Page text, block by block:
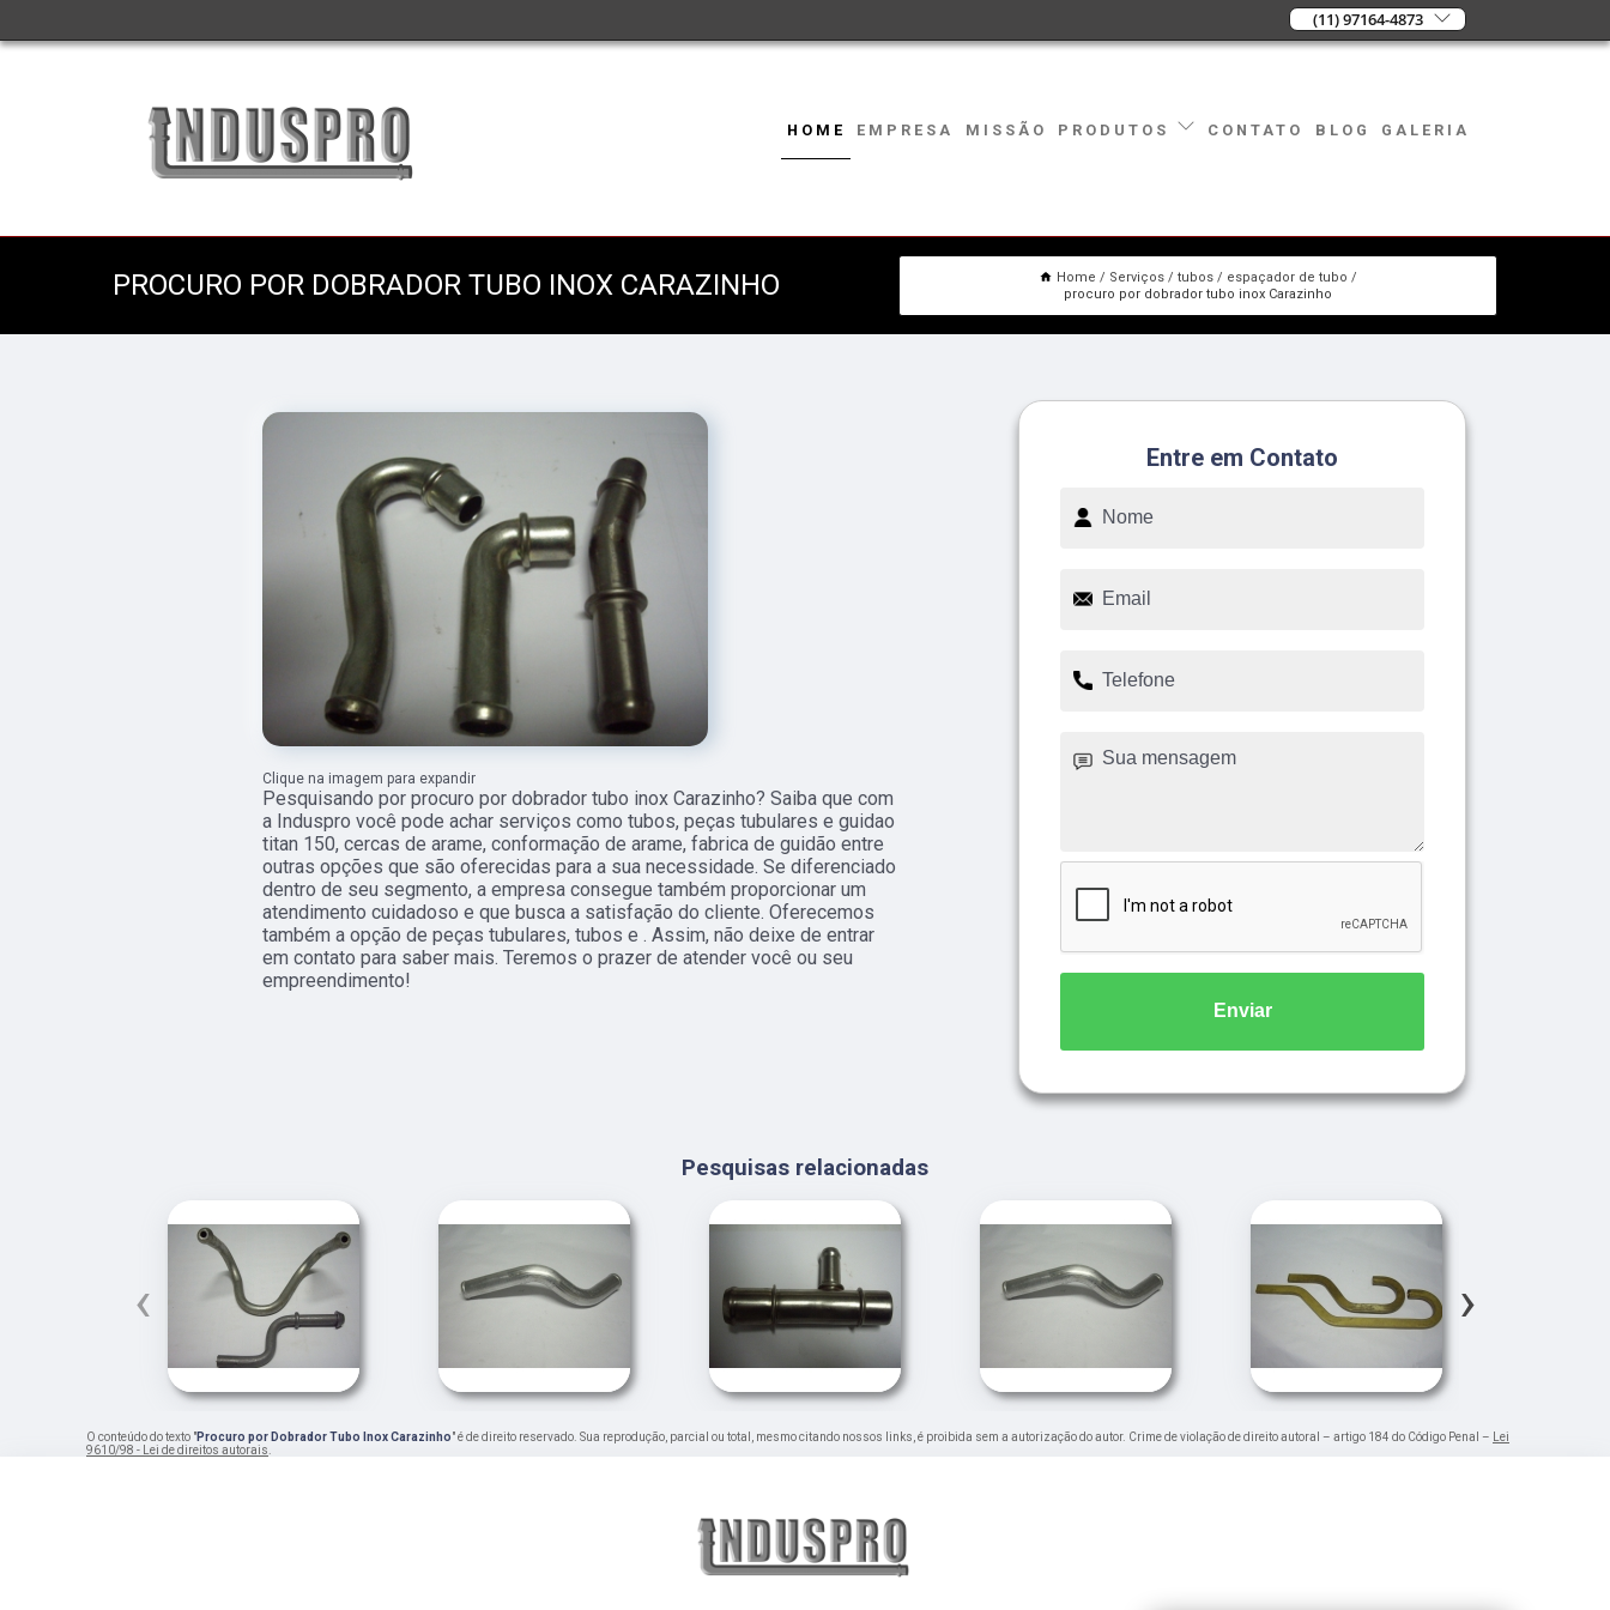
(11) 97164-4873
HOME EMPRESA MISSÃO PRODUTOS CONTATO BLOG GALERIA
PROCURO POR DOBRADOR TUBO INOX CARAZINHO Home Serviços tubos
espaçador de tubo
procuro por dobrador tubo inox Carazinho
Clique na imagem para expandir
Pesquisando por procuro por dobrador tubo inox Carazinho? Saiba que com
a Induspro você pode achar serviços como tubos, peças tubulares e guidao
titan 150, cercas de arame, conformação de arame, fabrica de guidão entre
outras opções que são oferecidas para a sua necessidade. Se diferenciado
dentro de seu segmento, a empresa consegue também proporcionar um
atendimento cuidadoso e que busca a satisfação do cliente. Oferecemos
também a opção de peças tubulares, tubos e . Assim, não deixe de entrar
em contato para saber mais. Teremos o prazer de atender você ou seu
empreendimento!
Entre em Contato
Enviar
Pesquisas relacionadas
‹ ›
O conteúdo do texto "Procuro por Dobrador Tubo Inox Carazinho" é de direito reservado. Sua reprodução, parcial ou total, mesmo citando nossos links, é proibida sem a autorização do autor. Crime de violação de direito autoral – artigo 184 do Código Penal –
Lei
9610/98 - Lei de direitos autorais